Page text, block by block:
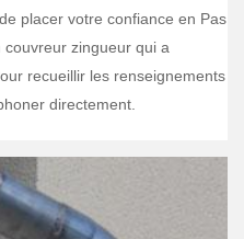
placer votre confiance en Pas
zingueur qui a
recueillir les renseignements
directement.